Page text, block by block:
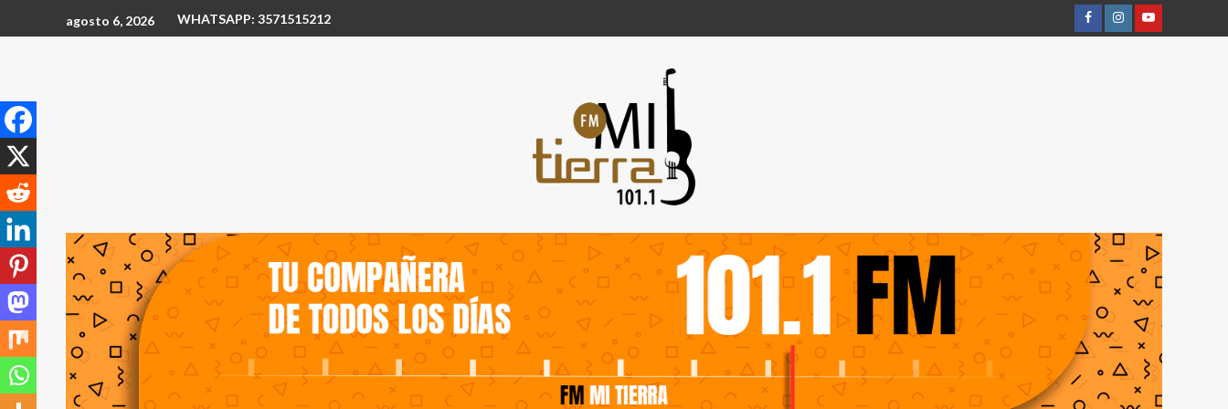
agosto 6, 2026 WHATSAPP: 3571515212